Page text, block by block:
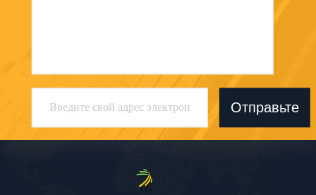
Отправьте